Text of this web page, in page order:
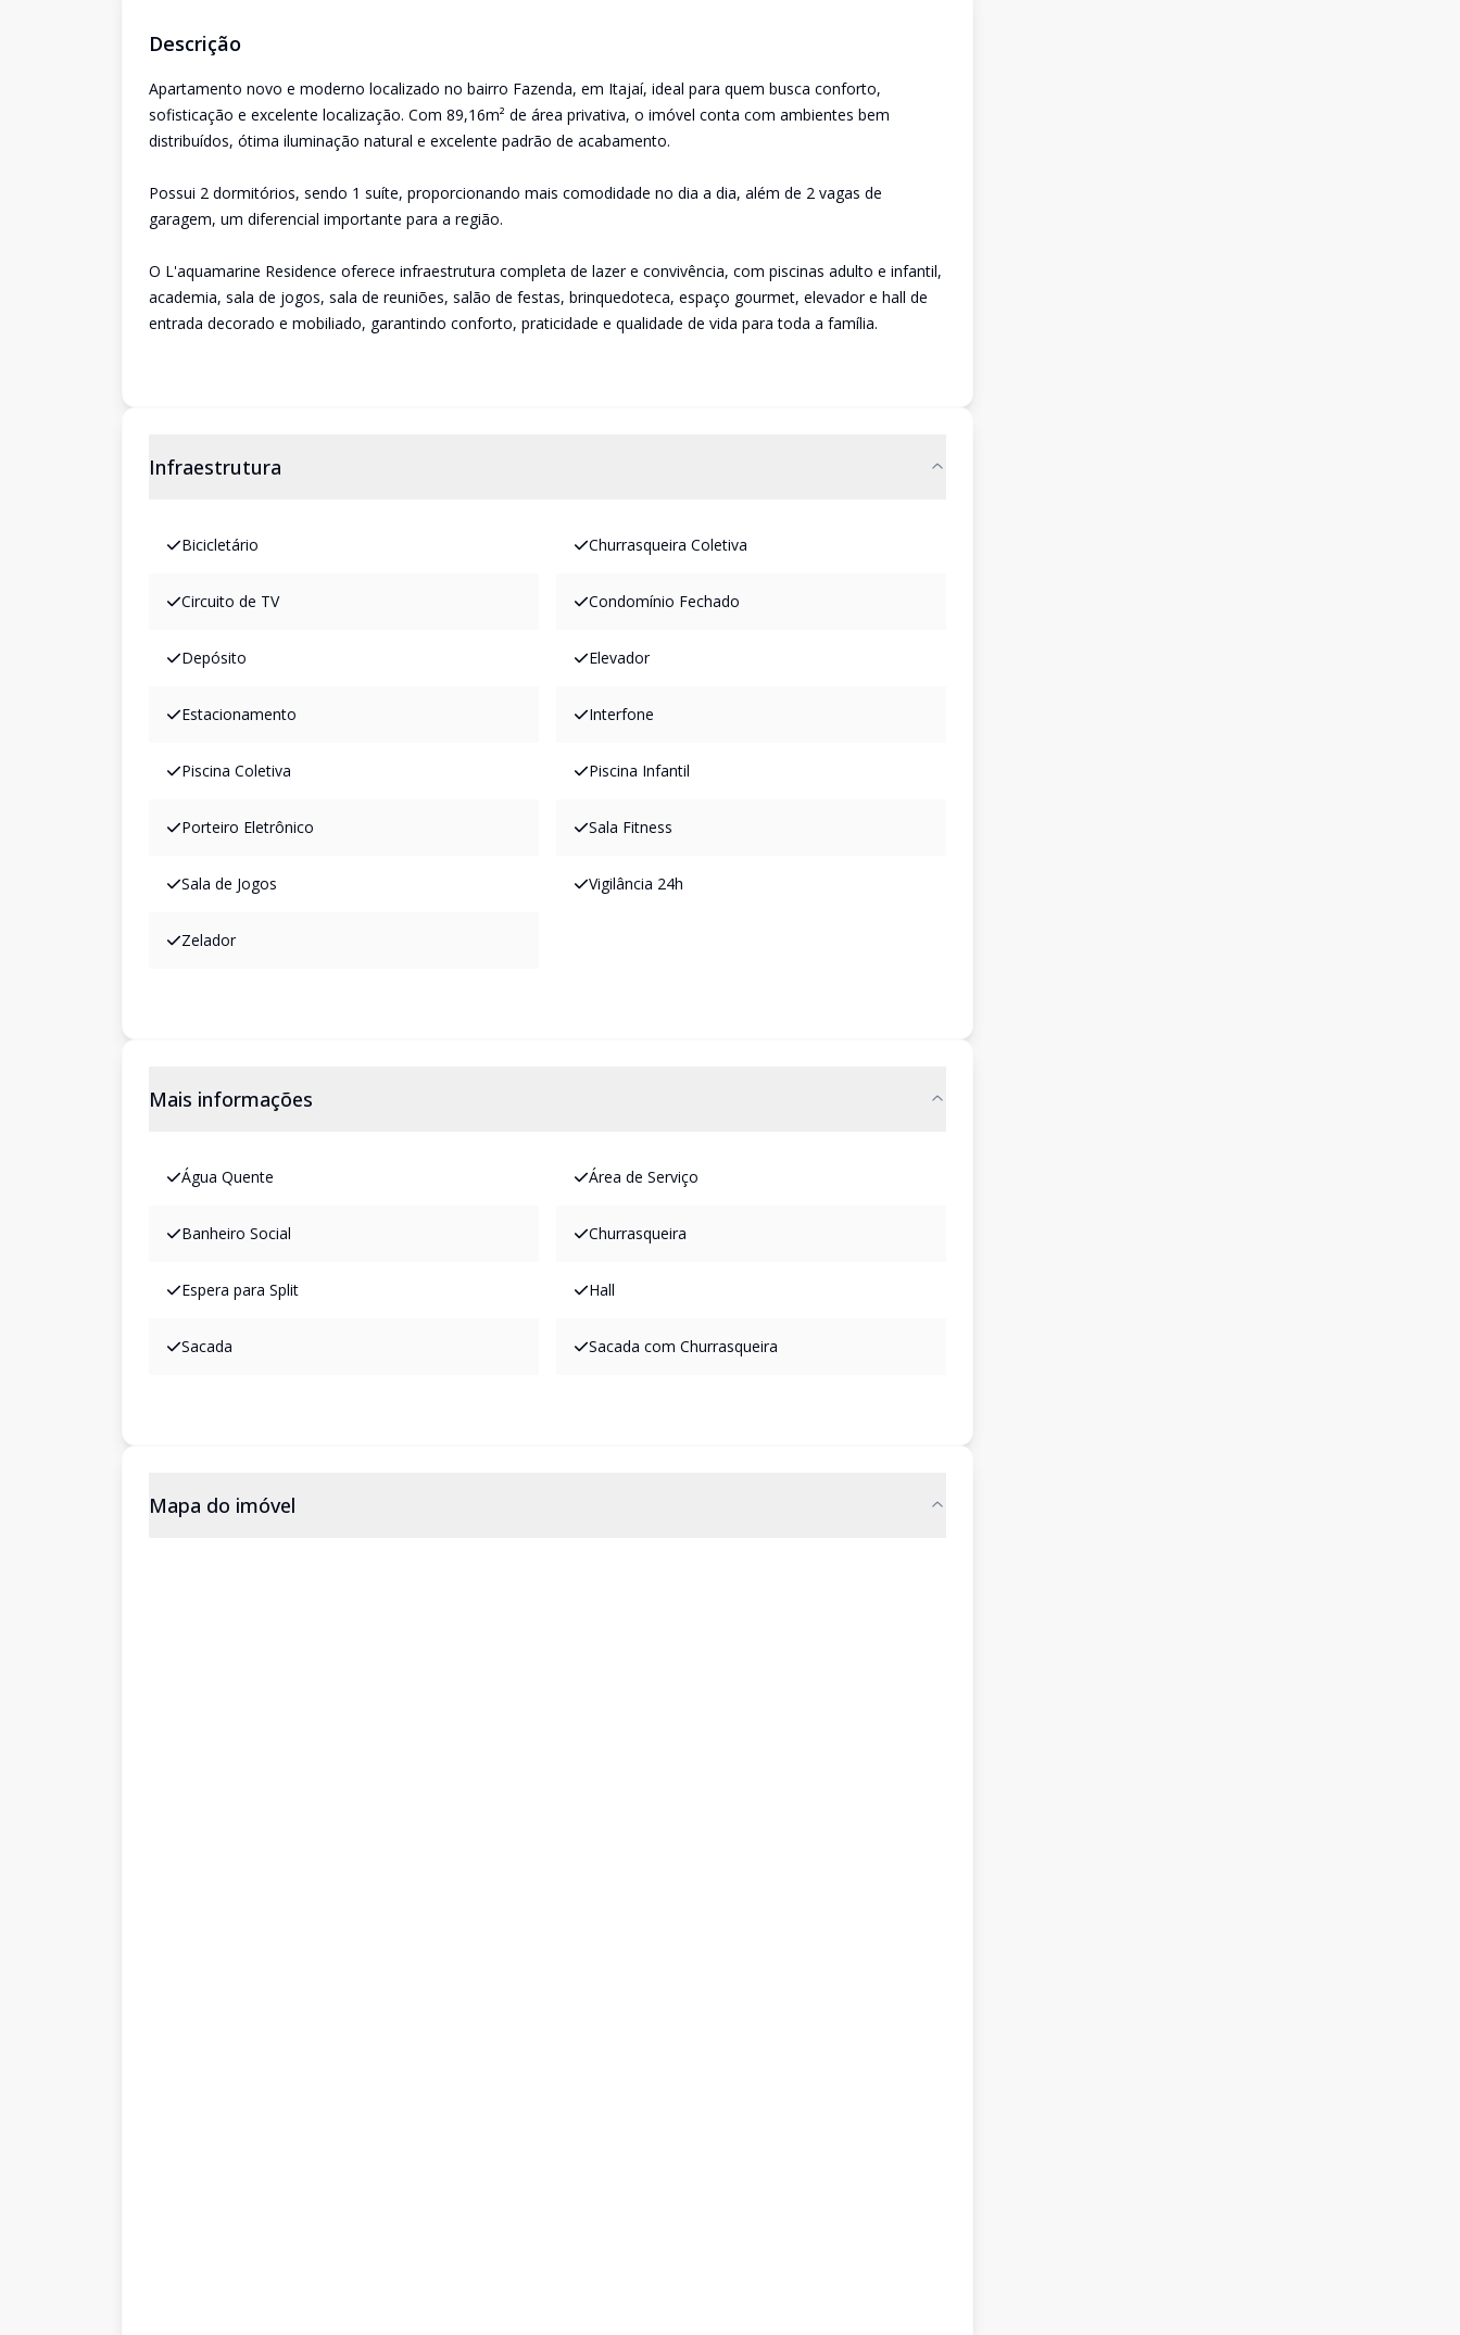
Descrição
Apartamento novo e moderno localizado no bairro Fazenda, em Itajaí, ideal para quem busca conforto,
sofisticação e excelente localização. Com 89,16m² de área privativa, o imóvel conta com ambientes bem
distribuídos, ótima iluminação natural e excelente padrão de acabamento.
Possui 2 dormitórios, sendo 1 suíte, proporcionando mais comodidade no dia a dia, além de 2 vagas de
garagem, um diferencial importante para a região.
O L'aquamarine Residence oferece infraestrutura completa de lazer e convivência, com piscinas adulto e infantil,
academia, sala de jogos, sala de reuniões, salão de festas, brinquedoteca, espaço gourmet, elevador e hall de
entrada decorado e mobiliado, garantindo conforto, praticidade e qualidade de vida para toda a família.
Infraestrutura
Bicicletário Churrasqueira Coletiva
Circuito de TV Condomínio Fechado
Depósito Elevador
Estacionamento Interfone
Piscina Coletiva Piscina Infantil
Porteiro Eletrônico Sala Fitness
Sala de Jogos Vigilância 24h
Zelador
Mais informações
Água Quente Área de Serviço
Banheiro Social Churrasqueira
Espera para Split Hall
Sacada Sacada com Churrasqueira
Mapa do imóvel